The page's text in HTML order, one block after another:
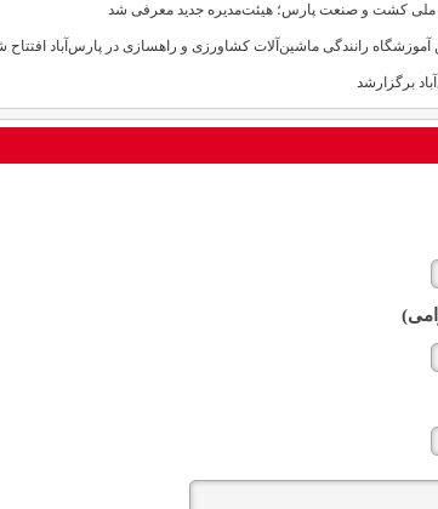
ملی کشت و صنعت پارس؛ هیئت‌مدیره جدید معرفی شد
آموزشگاه رانندگی ماشین‌آلات کشاورزی و راهسازی در پارس‌آباد افتتاح
برگزارشد